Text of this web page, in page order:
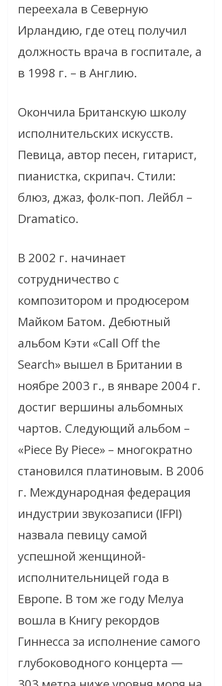
переехала в Северную
Ирландию, где отец получил
должность врача в госпитале, а
в 1998 г. – в Англию.
Окончила Британскую школу
исполнительских искусств.
Певица, автор песен, гитарист,
пианистка, скрипач. Стили:
блюз, джаз, фолк-поп. Лейбл –
Dramatico.
В 2002 г. начинает
сотрудничество с
композитором и продюсером
Майком Батом. Дебютный
альбом Кэти «Call Off the
Search» вышел в Британии в
ноябре 2003 г., в январе 2004 г.
достиг вершины альбомных
чартов. Следующий альбом –
«Piece By Piece» – многократно
становился платиновым. В 2006
г. Международная федерация
индустрии звукозаписи (IFPI)
назвала певицу самой
успешной женщиной-
исполнительницей года в
Европе. В том же году Мелуа
вошла в Книгу рекордов
Гиннесса за исполнение самого
глубоководного концерта —